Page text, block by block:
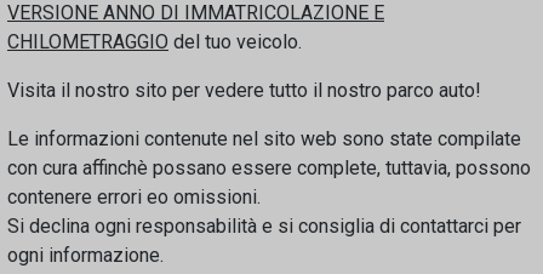
VERSIONE ANNO DI IMMATRICOLAZIONE E
CHILOMETRAGGIO del tuo veicolo.
Visita il nostro sito per vedere tutto il nostro parco auto!
Le informazioni contenute nel sito web sono state compilate
con cura affinchè possano essere complete, tuttavia, possono
contenere errori eo omissioni.
Si declina ogni responsabilità e si consiglia di contattarci per
ogni informazione.